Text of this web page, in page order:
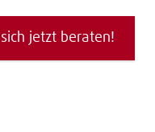
sich jetzt beraten!